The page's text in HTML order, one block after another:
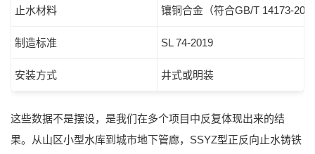
止水材料 镶铜合金（符合GB/T 14173-
制造标准 SL 74-2019
安装方式 井式或明装
这些数据不是摆设，是我们在多个项目中反复体现出来的结
果。从山区小型水库到城市地下管廊， SSYZ型正反向止水铸铁